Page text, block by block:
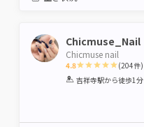
Chicmuse_Nail
Chicmuse nail
4.8
1 2 3 4 5
(204件)
吉祥寺駅から徒歩1分